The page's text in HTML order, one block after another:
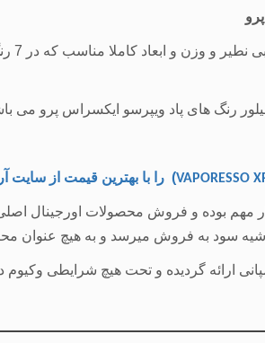
رنگ های پاد ویپرسو ایکسراس پرو می
VAPORESSO
) را با بهترین قیمت از سایت
مهم بوده و فروش محصولات اورجینال
حاشیه سود به فروش میرسد و به هیچ
ارائه گردیده و تحت هیچ شرایطی